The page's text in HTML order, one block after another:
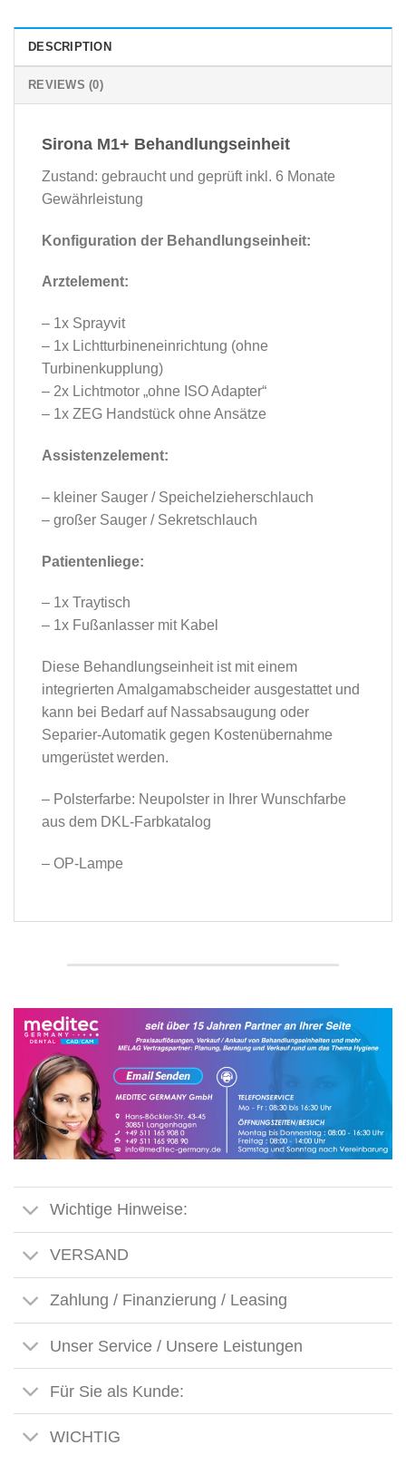
DESCRIPTION
REVIEWS (0)
Sirona M1+ Behandlungseinheit
Zustand: gebraucht und geprüft inkl. 6 Monate
Gewährleistung
Konfiguration der Behandlungseinheit:
Arztelement:
– 1x Sprayvit
– 1x Lichtturbineneinrichtung (ohne
Turbinenkupplung)
– 2x Lichtmotor „ohne ISO Adapter“
– 1x ZEG Handstück ohne Ansätze
Assistenzelement:
– kleiner Sauger / Speichelzieherschlauch
– großer Sauger / Sekretschlauch
Patientenliege:
– 1x Traytisch
– 1x Fußanlasser mit Kabel
Diese Behandlungseinheit ist mit einem
integrierten Amalgamabscheider ausgestattet und
kann bei Bedarf auf Nassabsaugung oder
Separier-Automatik gegen Kostenübernahme
umgerüstet werden.
– Polsterfarbe: Neupolster in Ihrer Wunschfarbe
aus dem DKL-Farbkatalog
– OP-Lampe
Wichtige Hinweise:
VERSAND
Zahlung / Finanzierung / Leasing
Unser Service / Unsere Leistungen
Für Sie als Kunde:
WICHTIG